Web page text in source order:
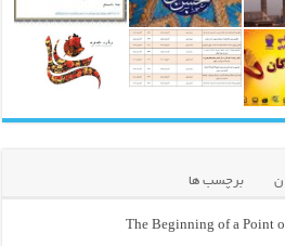
برچسب ها
The Beginning of a Point